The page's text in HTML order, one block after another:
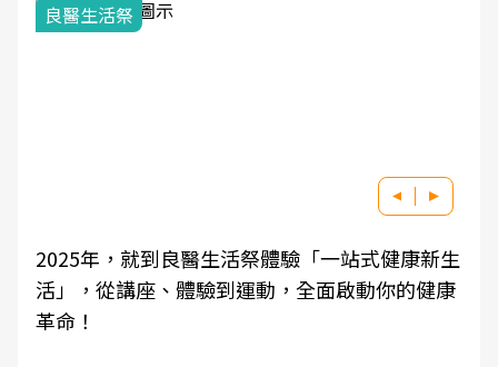
良醫生活祭
2025年，就到良醫生活祭體驗「一站式健康新生
活」，從講座、體驗到運動，全面啟動你的健康
革命！